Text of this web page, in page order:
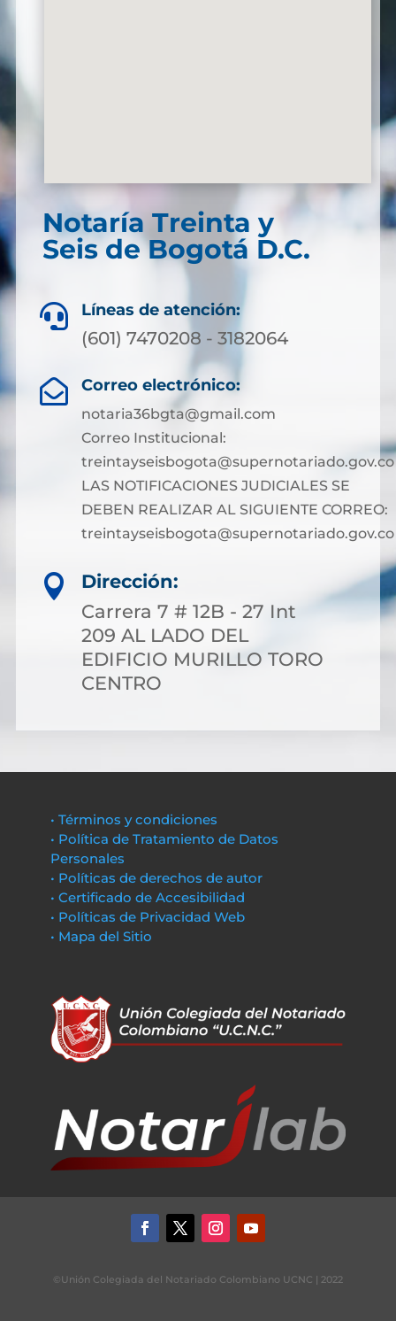
Notaría Treinta y
Seis de Bogotá D.C.
 Líneas de atención:
(601) 7470208 - 3182064
 Correo electrónico:
notaria36bgta@gmail.com
Correo Institucional:
treintayseisbogota@supernotariado.gov.co
LAS NOTIFICACIONES JUDICIALES SE
DEBEN REALIZAR AL SIGUIENTE CORREO:
treintayseisbogota@supernotariado.gov.co

Dirección:
Carrera 7 # 12B - 27 Int
209 AL LADO DEL
EDIFICIO MURILLO TORO
CENTRO
• Términos y condiciones
• Política de Tratamiento de Datos
Personales
• Políticas de derechos de autor
• Certificado de Accesibilidad
• Políticas de Privacidad Web
• Mapa del Sitio
©Unión Colegiada del Notariado Colombiano UCNC | 2022